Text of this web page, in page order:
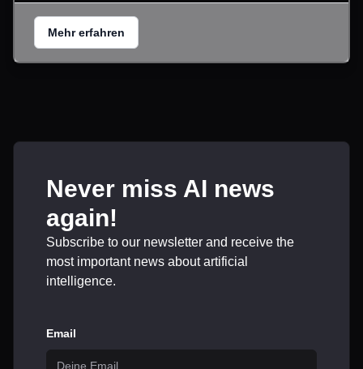
Mehr erfahren
Never miss AI news
again!
Subscribe to our newsletter and receive the
most important news about artificial
intelligence.
Email